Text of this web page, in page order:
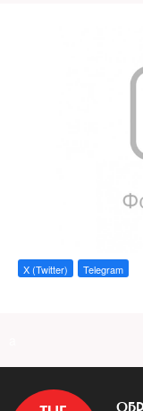
X (Twitter) Telegram